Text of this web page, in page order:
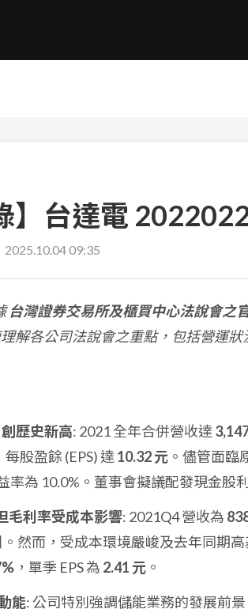
】台達電
2025.10.04 09:35
台灣證券交易所及櫃買中心法說會之
解各公司法說會之重點，包括營運
歷史新高: 2021 全年合併營收達
每股盈餘 (EPS) 達 10.32 元 。儘管面臨
率為 10.0%。董事會擬議配發現金股
毛利率受成本影響: 2021Q4 營收為
然而，受成本環境嚴峻及去年同期
，單季 EPS 為 2.41 元 。
能: 公司特別強調儲能業務的發展前